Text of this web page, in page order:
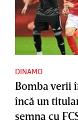
DINAMO
Bomba verii
încă un
semna cu